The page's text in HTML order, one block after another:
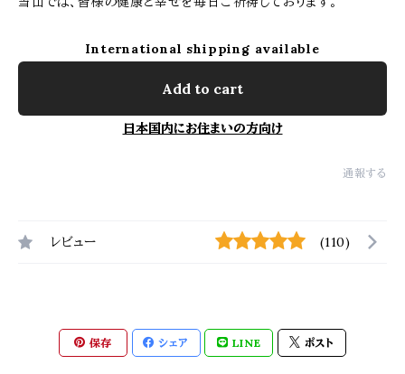
International shipping available
Add to cart
日本国内にお住まいの方向け
通報する
レビュー (110)
保存 シェア LINE ポスト